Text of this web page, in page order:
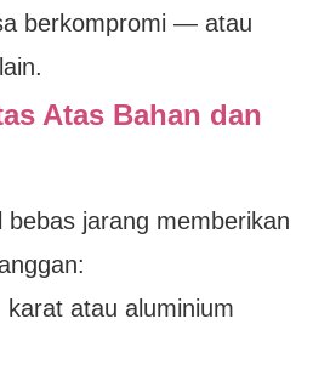
berkompromi — atau
Atas Bahan dan
bebas jarang memberikan
atau aluminium